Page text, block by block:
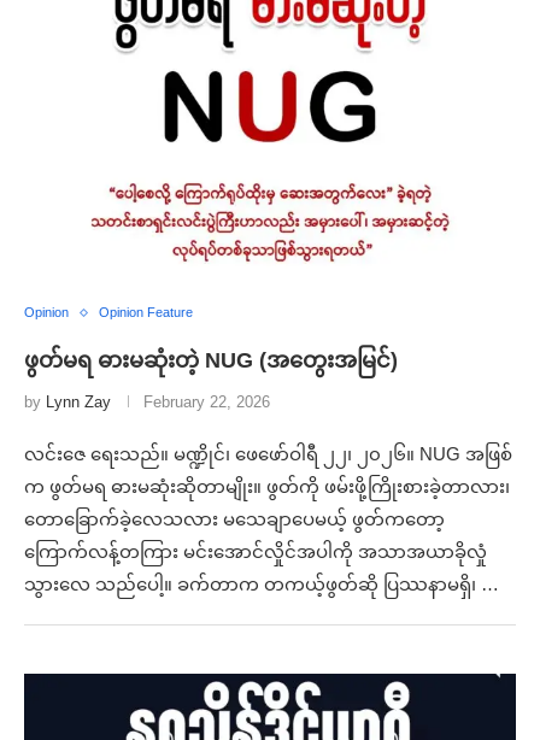
Opinion Opinion Feature
ဖွတ်မရ ဓားမဆုံးတဲ့ NUG (အတွေးအမြင်)
by Lynn Zay February 22, 2026
လင်းဇေ ရေးသည်။ မဏ္ဍိုင်၊ ဖေဖော်ဝါရီ ၂၂၊ ၂၀၂၆။ NUG အဖြစ်
က ဖွတ်မရ ဓားမဆုံးဆိုတာမျိုး။ ဖွတ်ကို ဖမ်းဖို့ကြိုးစားခဲ့တာလား၊
တောခြောက်ခဲ့လေသလား မသေချာပေမယ့် ဖွတ်ကတော့
ကြောက်လန့်တကြား မင်းအောင်လှိုင်အပါကို အသာအယာခိုလှုံ
သွားလေ သည်ပေါ့။ ခက်တာက တကယ့်ဖွတ်ဆို ပြဿနာမရှိ၊ …